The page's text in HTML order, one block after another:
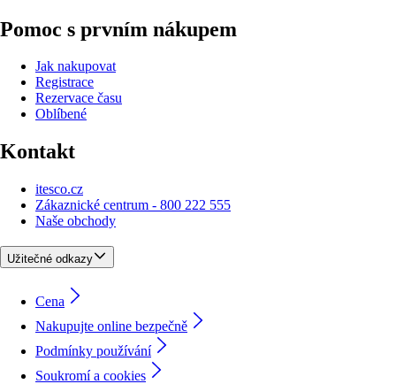
Pomoc s prvním nákupem
Jak nakupovat
Registrace
Rezervace času
Oblíbené
Kontakt
itesco.cz
Zákaznické centrum - 800 222 555
Naše obchody
Užitečné odkazy
Cena
Nakupujte online bezpečně
Podmínky používání
Soukromí a cookies